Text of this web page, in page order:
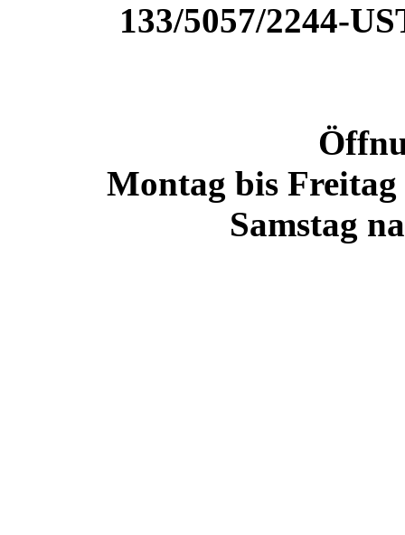
133/5057/2244-
Montag bis
Samstag